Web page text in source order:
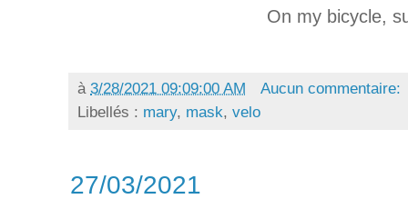
On my bicycle,
à 3/28/2021 09:09:00 AM
Aucun commentaire:
Libellés : mary, mask, velo
27/03/2021